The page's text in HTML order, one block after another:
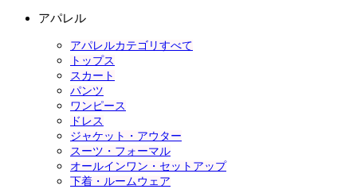
アパレル
アパレルカテゴリすべて
トップス
スカート
パンツ
ワンピース
ドレス
ジャケット・アウター
スーツ・フォーマル
オールインワン・セットアップ
下着・ルームウェア